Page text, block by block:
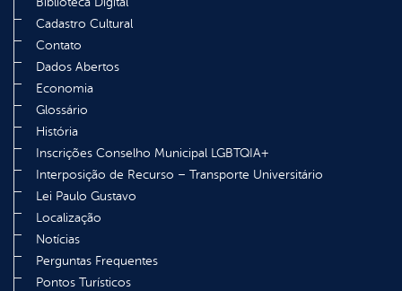
Cadastro Cultural
Contato
Dados Abertos
Economia
Glossário
História
Inscrições Conselho Municipal LGBTQIA+
Interposição de Recurso – Transporte Universitário
Lei Paulo Gustavo
Localização
Notícias
Perguntas Frequentes
Pontos Turísticos